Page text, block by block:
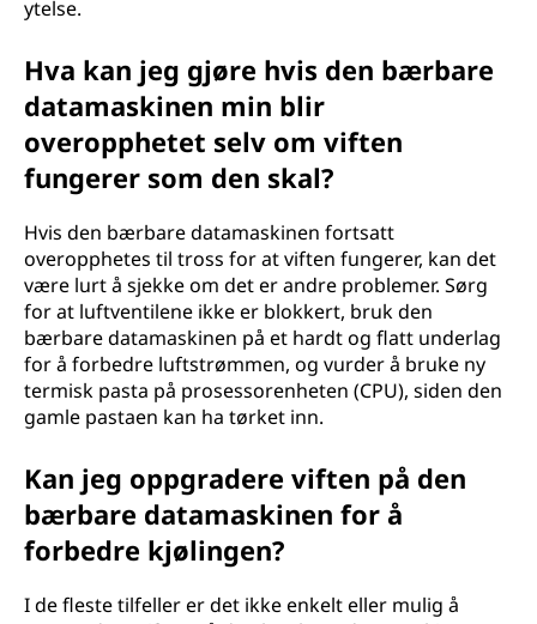
ytelse.
Hva kan jeg gjøre hvis den bærbare
datamaskinen min blir
overopphetet selv om viften
fungerer som den skal?
Hvis den bærbare datamaskinen fortsatt
overopphetes til tross for at viften fungerer, kan det
være lurt å sjekke om det er andre problemer. Sørg
for at luftventilene ikke er blokkert, bruk den
bærbare datamaskinen på et hardt og flatt underlag
for å forbedre luftstrømmen, og vurder å bruke ny
termisk pasta på prosessorenheten (CPU), siden den
gamle pastaen kan ha tørket inn.
Kan jeg oppgradere viften på den
bærbare datamaskinen for å
forbedre kjølingen?
I de fleste tilfeller er det ikke enkelt eller mulig å